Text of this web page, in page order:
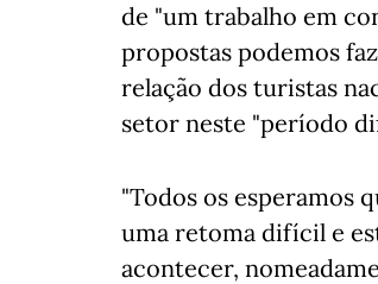
de "um trabalho em
propostas podemos
relação dos turistas
setor neste "período
"Todos os esperamos
uma retoma difícil e
acontecer,